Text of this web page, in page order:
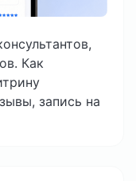
Как
запись на